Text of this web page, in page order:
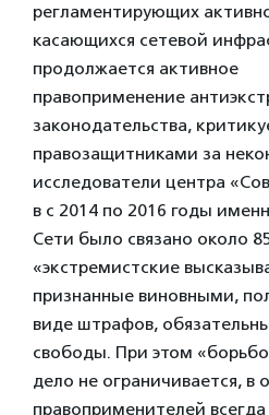
регламентирующих
касающихся сетевой
продолжается активное
правоприменение
законодательства,
правозащитниками за
исследователи центра
в с 2014 по 2016 годы
Сети было связано около
«экстремистские
признанные виновными,
виде штрафов,
свободы. При этом
дело не ограничивается, в
правоприменителей всегда